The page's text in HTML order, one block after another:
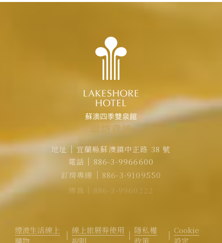
聯絡資訊
地址
宜蘭縣蘇澳鎮中正路 38 號
電話
886-3-9966600
訂房專線
886-3-9109550
傳真
EMAIL
rvsa@lakeshore.com.tw
煙波生活線上
購物
線上旅展券使用
說明
隱私權
政策
Cookie
設定